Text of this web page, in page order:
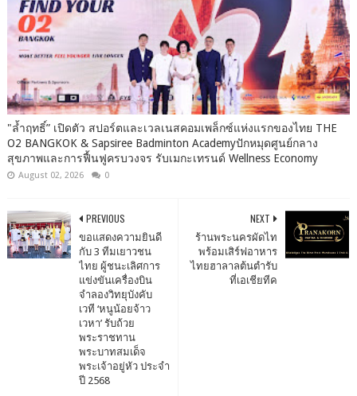
"ล้ำฤทธิ์” เปิดตัว สปอร์ตและเวลเนสคอมเพล็กซ์แห่งแรกของไทย THE
O2 BANGKOK & Sapsiree Badminton Academyปักหมุดศูนย์กลาง
สุขภาพและการฟื้นฟูครบวงจร รับเมกะเทรนด์ Wellness Economy
August 02, 2026 0
NEXT
ร้านพระนครผัดไท
พร้อมเสิร์ฟอาหาร
ไทยฮาลาลต้นตำรับ
ที่เอเชียทีค
PREVIOUS
ขอแสดงความยินดี
กับ 3 ทีมเยาวชน
ไทย ผู้ชนะเลิศการ
แข่งขันเครื่องบิน
จำลองวิทยุบังคับ
เวที ‘หนูน้อยจ้าว
เวหา’ รับถ้วย
พระราชทาน
พระบาทสมเด็จ
พระเจ้าอยู่หัว ประจำ
ปี 2568